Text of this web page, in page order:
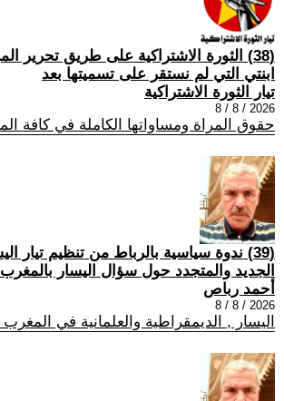
(38) الثورة الاشتراكية على طريق تحرير
ابنتي التي لم نستقر على تسميتها بعد
تيار الثورة الاشتراكية
2026 / 8 / 8
حقوق المراة ومساواتها الكاملة في كافة
(39) ندوة سياسية بالرباط من تنظيم تيار
الجديد والمتجدد حول سؤال اليسار بالمغرب
أحمد رباص
2026 / 8 / 8
اليسار , الديمقراطية والعلمانية في المغرب